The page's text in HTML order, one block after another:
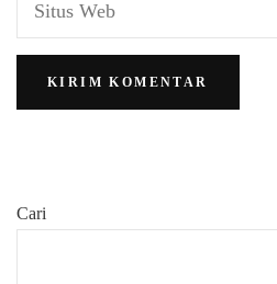
Cari